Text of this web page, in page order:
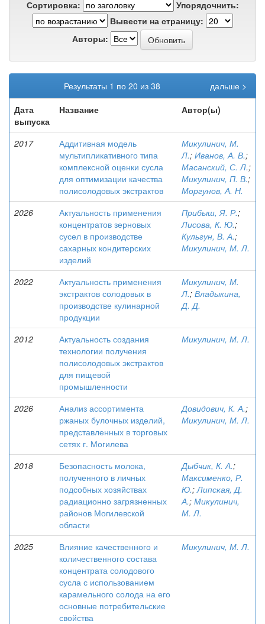
Сортировка:
Упорядочнить:
Вывести на страницу:
Авторы:
Результаты 1 по 20 из 38
дальше >
Дата
выпуска
Название Автор(ы)
2017
Аддитивная модель
мультипликативного типа
комплексной оценки сусла
для оптимизации качества
полисолодовых экстрактов
Микулинич, М.
Л.; Иванов, А. В.;
Масанский, С. Л.;
Микулинич, П. В.;
Моргунов, А. Н.
2026
Актуальность применения
концентратов зерновых
сусел в производстве
сахарных кондитерских
изделий
Прибыш, Я. Р.;
Лисова, К. Ю.;
Кульгун, В. А.;
Микулинич, М. Л.
2022
Актуальность применения
экстрактов солодовых в
производстве кулинарной
продукции
Микулинич, М.
Л.; Владыкина,
Д. Д.
2012
Актуальность создания
технологии получения
полисолодовых экстрактов
для пищевой
промышленности
Микулинич, М. Л.
2026
Анализ ассортимента
ржаных булочных изделий,
представленных в торговых
сетях г. Могилева
Довидович, К. А.;
Микулинич, М. Л.
2018
Безопасность молока,
полученного в личных
подсобных хозяйствах
радиационно загрязненных
районов Могилевской
области
Дыбчик, К. А.;
Максименко, Р.
Ю.;Липская, Д.
А.; Микулинич,
М. Л.
2025
Влияние качественного и
количественного состава
концентрата солодового
сусла с использованием
карамельного солода на его
основные потребительские
свойства
Микулинич, М. Л.